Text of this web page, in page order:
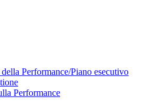
Performance/Piano esecutivo
Performance